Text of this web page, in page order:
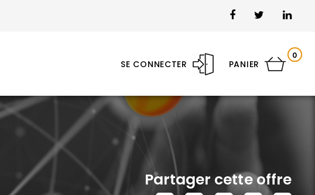
SE CONNECTER PANIER
0
Partager cette offre